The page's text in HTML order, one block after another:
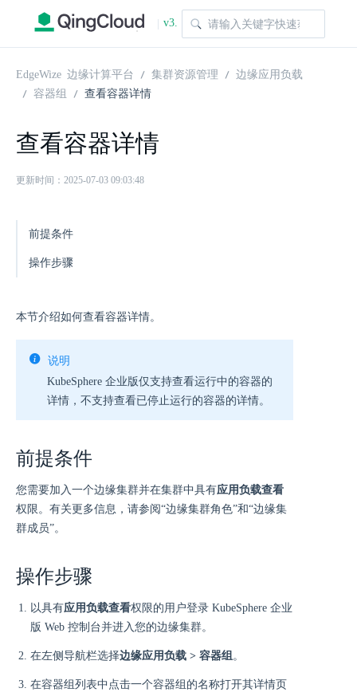
| v3.
1.0
EdgeWize 边缘计算平台 集群资源管理
边缘应用负载
容器组
查看容器详情
查看容器详情
更新时间：2025-07-03 09:03:48
前提条件
操作步骤
本节介绍如何查看容器详情。
说明
KubeSphere 企业版仅支持查看运行中的容器的
详情，不支持查看已停止运行的容器的详情。
前提条件
您需要加入一个边缘集群并在集群中具有应用负载查看
权限。有关更多信息，请参阅“边缘集群角色”和“边缘集
群成员”。
操作步骤
以具有应用负载查看权限的用户登录 KubeSphere 企业
版 Web 控制台并进入您的边缘集群。
在左侧导航栏选择边缘应用负载 > 容器组。
在容器组列表中点击一个容器组的名称打开其详情页